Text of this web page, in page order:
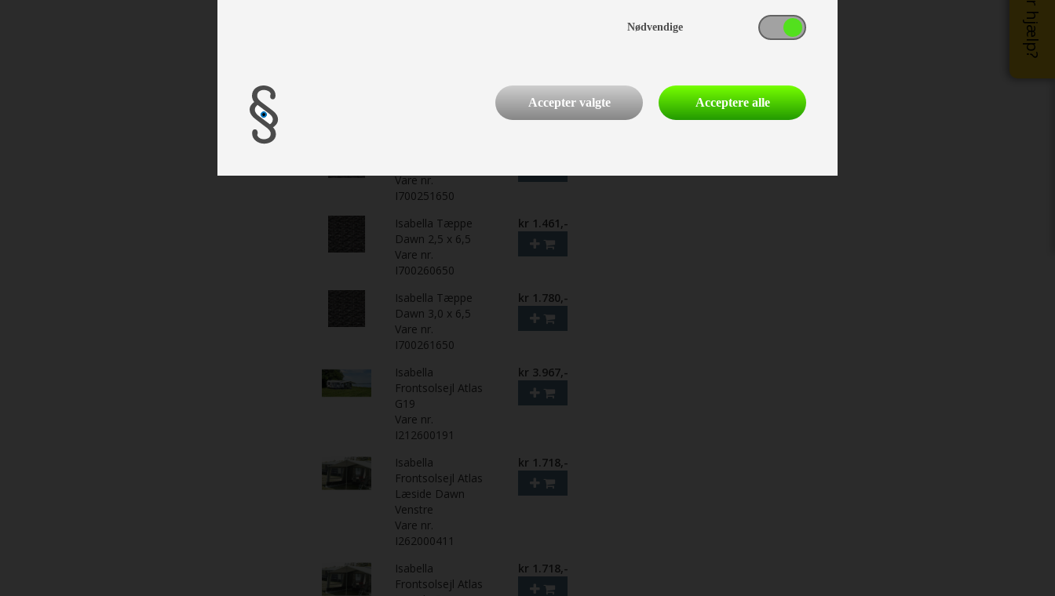
Vare nr.
I700251650
Isabella Tæppe
Dawn 2,5 x 6,5
Vare nr.
I700260650
kr 1.461,-
Isabella Tæppe
Dawn 3,0 x 6,5
Vare nr.
I700261650
kr 1.780,-
Isabella
Frontsolsejl Atlas
G19
Vare nr.
I212600191
kr 3.967,-
Isabella
Frontsolsejl Atlas
Læside Dawn
Venstre
Vare nr.
I262000411
kr 1.718,-
Isabella
Frontsolsejl Atlas
kr 1.718,-
Nødvendige
Accepter valgte Acceptere alle